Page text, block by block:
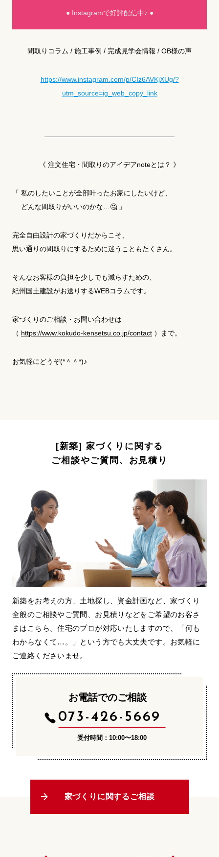
● Instagramで好評配信中♪ ●
間取りコラム / 施工事例 / 完成見学会情報 / OB様の声
https://www.instagram.com/p/CIz6AVKjXUg/?
utm_source=ig_web_copy_link
―――――――――――――――――――
《 注文住宅・間取りのアイデアnoteとは？ 》
「 私のしたいことが全部叶ったお家にしたいけど、
どんな間取りがいいのかな…🤔 」
完全自由設計の家づくりだからこそ、
思い通りの間取りにするために迷うこともたくさん。
そんなお客様の負担を少しでも減らすための、
紀州国土建設がお送りするWEBコラムです。
家づくりのご相談・お問い合わせは
（ https://www.kokudo-kensetsu.co.jp/contact ）まで。
お気軽にどうぞ(*＾＾*)♪
[新築] 家づくりに関する
ご相談やご質問、お見積り
新築をお考えの方、土地探し、資金計画など、家づくり
全般のご相談やご質問、お見積りなどをご希望のお客さ
まはこちら。住宅のプロが対応いたしますので、「何も
わからなくて…。」という方でも大丈夫です。お気軽に
ご連絡くださいませ。
お電話でのご相談
073-426-5669
受付時間：10:00〜18:00
家づくりに関するご相談